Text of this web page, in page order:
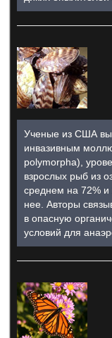
Ученые из США
инвазивным
polymorpha),
взрослых рыб из
среднем на 72%
нее. Авторы
в опасную
условий для